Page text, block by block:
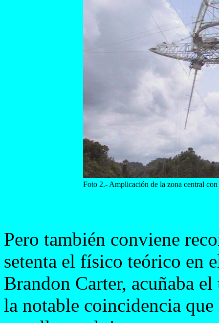
Foto 2.- Amplicación de la zona central
Pero también conviene
setenta el físico teórico en
Brandon Carter, acuñaba
la notable coincidencia